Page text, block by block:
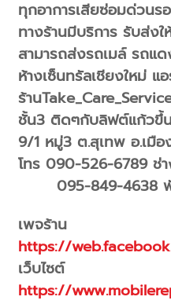
ทุกอาการเสียซ่อมด่วนร
ทางร้านมีบริการ รับส่ง
สามารถส่งรถเมล์ รถแ
ห้างเซ็นทรัลเชียงใหม่ แ
ร้าน
ชั้น3 ติดๆกับลิฟต์แก้วขึ้
9/1 หมู่3 ต.สุเทพ อ.เมือ
โทร 090-526-6789 ช่า
095-849-4638
เพจร้าน
https://
เว็บไซต์
https://